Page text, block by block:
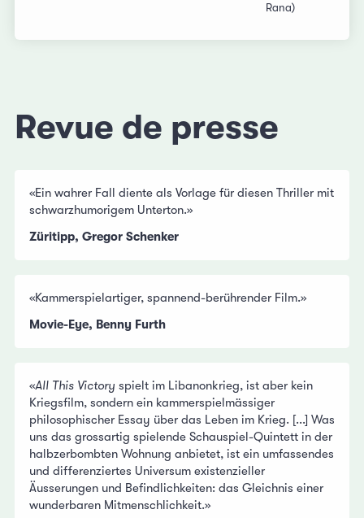
Rana)
Revue de presse
«Ein wahrer Fall diente als Vorlage für diesen Thriller mit
schwarzhumorigem Unterton.»
Züritipp, Gregor Schenker
«Kammerspielartiger, spannend-berührender Film.»
Movie-Eye, Benny Furth
«All This Victory spielt im Libanonkrieg, ist aber kein
Kriegsfilm, sondern ein kammerspielmässiger
philosophischer Essay über das Leben im Krieg. [...] Was
uns das grossartig spielende Schauspiel-Quintett in der
halbzerbombten Wohnung anbietet, ist ein umfassendes
und differenziertes Universum existenzieller
Äusserungen und Befindlichkeiten: das Gleichnis einer
wunderbaren Mitmenschlichkeit.»